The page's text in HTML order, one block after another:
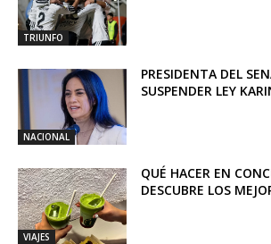
TRIUNFO
NACIONAL
PRESIDENTA DEL
SUSPENDER LEY
VIAJES
QUÉ HACER EN
DESCUBRE LOS